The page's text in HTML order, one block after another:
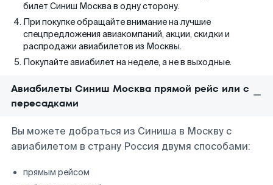
билет Синиш Москва в одну сторону.
При покупке обращайте внимание на лучшие
спецпредложения авиакомпаний, акции, скидки и
распродажи авиабилетов из Москвы.
Покупайте авиабилет на неделе, а не в выходные.
Авиабилеты Синиш Москва прямой рейс или с
пересадками
Вы можете добраться из Синиша в Москву с
авиабилетом в страну Россия двумя способами:
прямым рейсом